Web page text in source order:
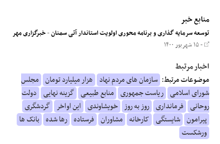
منابع خبر
توسعه سرمایه گذاری و برنامه محوری اولویت استاندار آتی سمنان-خبرگزاری مهر
- ۱۵ شهریور ۱۴۰۰
اخبار مرتبط
موضوعات مرتبط: سازمان های مردم نهاد هزار میلیارد تومان مجلس
شورای اسلامی ریاست جمهوری منابع طبیعی گزینه نهایی دولت
روحانی فرمانداری روز به روز خویشاوندی این اواخر گردشگری
پیرامون شایستگی کارخانه مشاوران فرستاده رها شده بانک ها
ورشکست